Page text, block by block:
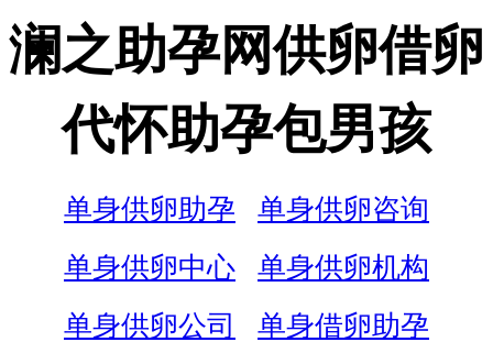
澜之助孕网供卵借卵
代怀助孕包男孩
单身供卵助孕
单身供卵咨询
单身供卵中心
单身供卵机构
单身供卵公司
单身借卵助孕